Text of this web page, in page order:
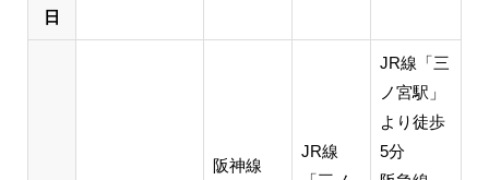
日
阪神線
JR線
JR線「三
ノ宮駅」
より徒歩
5分